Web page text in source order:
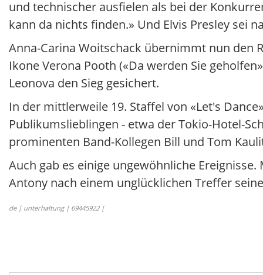
und technischer ausfielen als bei der
kann da nichts finden.» Und Elvis Presley sei
Anna-Carina Woitschack übernimmt nun den
Ikone Verona Pooth («Da werden Sie
Leonova den Sieg gesichert.
In der mittlerweile 19. Staffel von «Let's
Publikumslieblingen - etwa der Tokio-Hotel-
prominenten Band-Kollegen Bill und Tom
Auch gab es einige ungewöhnliche
Antony nach einem unglücklichen Treffer
de | unterhaltung | 69445922 |